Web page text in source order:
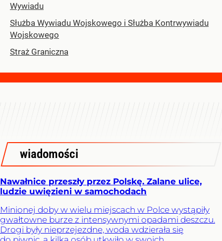
Wywiadu
Służba Wywiadu Wojskowego i Służba Kontrwywiadu
Wojskowego
Straż Graniczna
wiadomości
Nawałnice przeszły przez Polskę. Zalane ulice,
ludzie uwięzieni w samochodach
Minionej doby w wielu miejscach w Polce wystąpiły
gwałtowne burze z intensywnymi opadami deszczu.
Drogi były nieprzejezdne, woda wdzierała się